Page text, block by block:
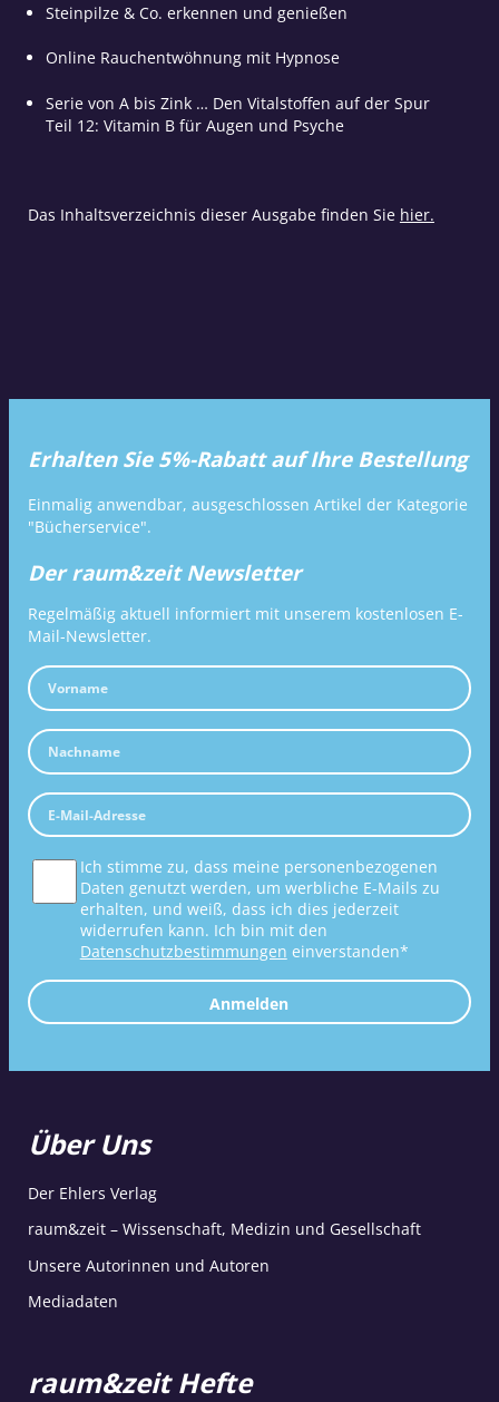
Steinpilze & Co. erkennen und genießen
Online Rauchentwöhnung mit Hypnose
Serie von A bis Zink … Den Vitalstoffen auf der Spur
Teil 12: Vitamin B für Augen und Psyche
Das Inhaltsverzeichnis dieser Ausgabe finden Sie hier.
Erhalten Sie 5%-Rabatt auf Ihre Bestellung
Einmalig anwendbar, ausgeschlossen Artikel der Kategorie
"Bücherservice".
Der raum&zeit Newsletter
Regelmäßig aktuell informiert mit unserem kostenlosen E-
Mail-Newsletter.
Ich stimme zu, dass meine personenbezogenen
Daten genutzt werden, um werbliche E-Mails zu
erhalten, und weiß, dass ich dies jederzeit
widerrufen kann. Ich bin mit den
Datenschutzbestimmungen einverstanden*
Anmelden
Über Uns
Der Ehlers Verlag
raum&zeit – Wissenschaft, Medizin und Gesellschaft
Unsere Autorinnen und Autoren
Mediadaten
raum&zeit Hefte